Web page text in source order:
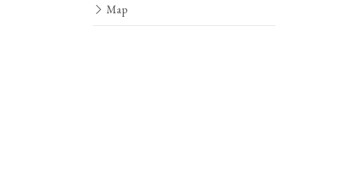
Map